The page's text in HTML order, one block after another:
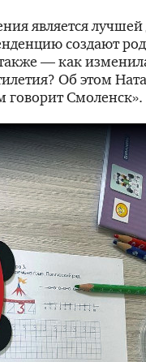
является лучшей
создают
— как
Об этом
говорит Смоленск».